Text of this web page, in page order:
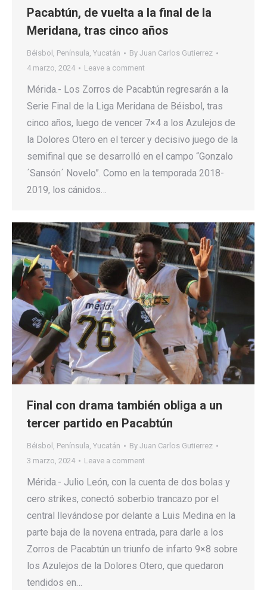
Pacabtún, de vuelta a la final de la
Meridana, tras cinco años
Béisbol , Península, Yucatán By Juan Carlos Gutierrez
4 marzo, 2024
Leave a comment
Mérida.- Los Zorros de Pacabtún regresarán a la
Serie Final de la Liga Meridana de Béisbol, tras
cinco años, luego de vencer 7×4 a los Azulejos de
la Dolores Otero en el tercer y decisivo juego de la
semifinal que se desarrolló en el campo “Gonzalo
´Sansón´ Novelo”. Como en la temporada 2018-
2019, los cánidos…
Final con drama también obliga a un
tercer partido en Pacabtún
Béisbol , Península, Yucatán By Juan Carlos Gutierrez
3 marzo, 2024
Leave a comment
Mérida.- Julio León, con la cuenta de dos bolas y
cero strikes, conectó soberbio trancazo por el
central llevándose por delante a Luis Medina en la
parte baja de la novena entrada, para darle a los
Zorros de Pacabtún un triunfo de infarto 9×8 sobre
los Azulejos de la Dolores Otero, que quedaron
tendidos en…